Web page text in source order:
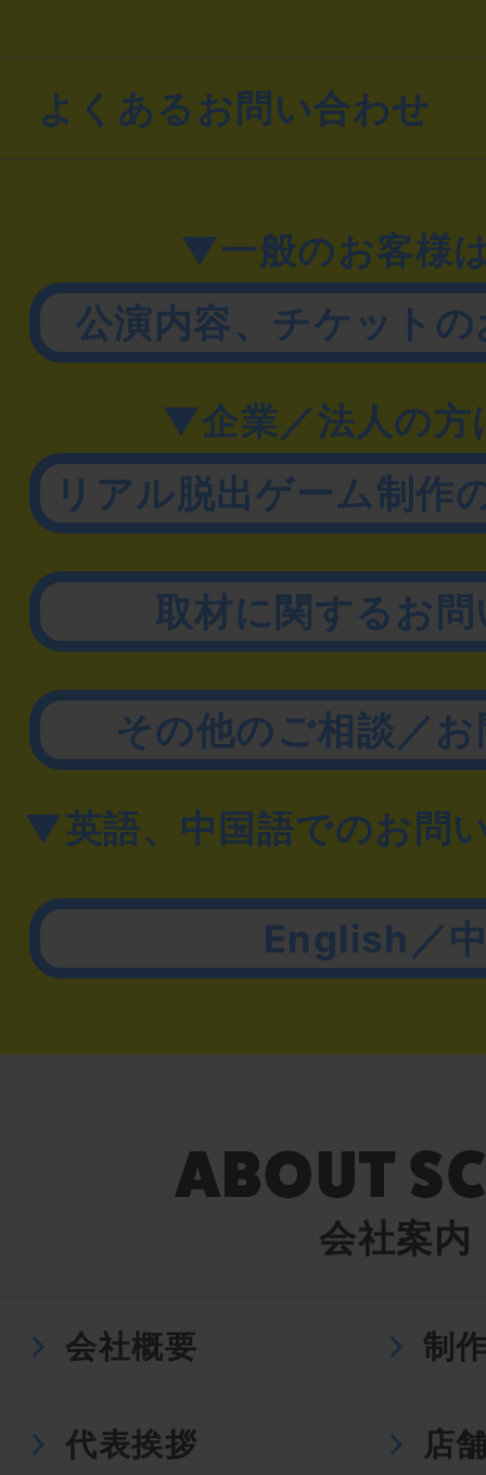
よくあるお問い合わせ
▼一般のお客様
公演内容、チケット
▼企業／法人の方
リアル脱出ゲーム制作
取材に関するお
その他のご相談／
▼英語、中国語でのお問
English／
会社案内
会社概要 制
代表挨拶 店